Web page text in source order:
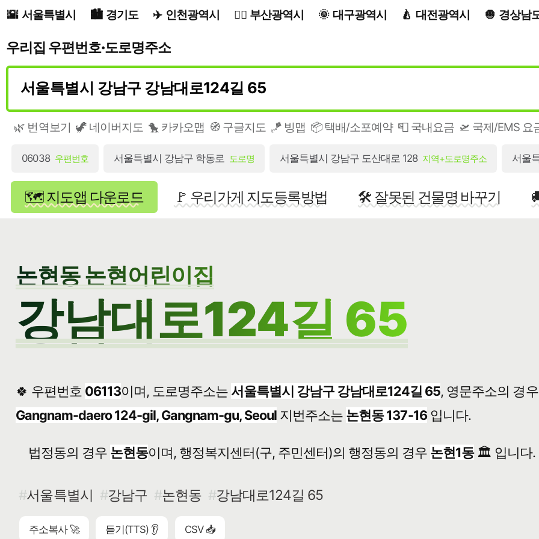
서울특별시 경기도 인천광역시 부산광역시 대구광역시 대전광역시 경상남
우리집 우편번호·도로명주소
🌿 번역보기 🦖 네이버지도 🐤 카카오맵 🧭 구글지도 🪁 빙맵 📦 택배/소포예약 📮 국내요금 🛫 국제/EMS 요
06038 우편번호 서울특별시 강남구 학동로 도로명 서울특별시 강남구 도산대로 128 지역+도로명주소 서울
🗺️ 지도앱 다운로드 🚩 우리가게 지도등록방법 🛠️ 잘못된 건물명 바꾸기
논현동 논현어린이집
강남대로124길 65
🍀 우편번호 06113이며, 도로명주소는 서울특별시 강남구 강남대로124길 65, 영문주소의 경
Gangnam-daero 124-gil, Gangnam-gu, Seoul 지번주소는 논현동 137-16입니다.
법정동의 경우 논현동이며, 행정복지센터(구, 주민센터)의 행정동의 경우 논현1동🏛️ 입니다.
서울특별시 강남구 논현동 강남대로124길 65
주소복사 🚀 듣기(TTS) 👂 CSV 📥